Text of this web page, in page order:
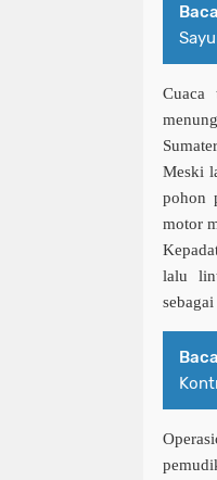
Cuaca
Meski
pohon
motor
lalu